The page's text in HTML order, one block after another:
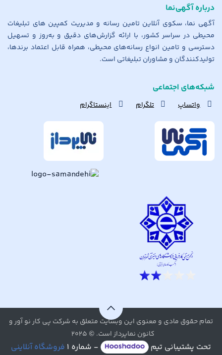
درباره آگهی‌نما
آگهی نما، سکوی آنلاین تامین رسانه و مدیریت کمپین های تبلیغات
محیطی در سراسر کشور، با ارائه گزارش‌های دقیق و به‌روز و تسهیل
دسترسی و تامین انواع رسانه‌های محیطی، همراه قابل اعتماد برندها،
تولیدکنندگان و مشاوران تبلیغاتی است.
شبکه‌های اجتماعی
واتساپ تلگرام اینستاگرام
تمام حقوق مادی و معنوی این وبسایت متعلق به شرکت پی کار نو آور و
کانون نماپرداز است. © ۲۰۲۵
تحت پشتیبانی تیم - شماره ۱ فروشگاه آنلاینی